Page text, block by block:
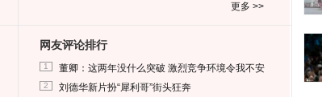
更多 >>
网友评论排行
1 董卿：这两年没什么突破 激烈竞争环境令我不安
2 刘德华新片扮“犀利哥”街头狂奔